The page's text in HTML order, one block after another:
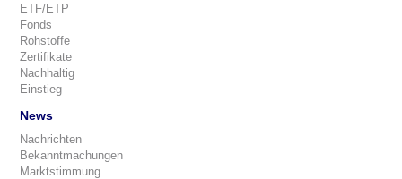
ETF/ETP
Fonds
Rohstoffe
Zertifikate
Nachhaltig
Einstieg
News
Nachrichten
Bekanntmachungen
Marktstimmung